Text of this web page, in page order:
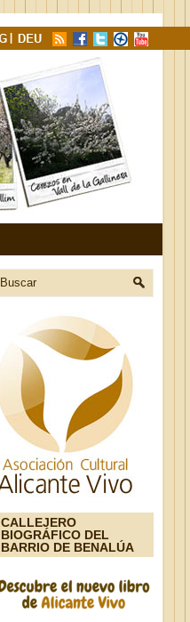
CALLEJERO
BIOGRÁFICO DEL
BARRIO DE BENALÚA